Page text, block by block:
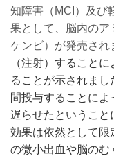
知障害（MCI）及び
果として、
脳内の
ケンビ）が発売され
（注射）すること
ることが示されまし
間投与することによ
遅らせたということ
効果は依然として限
の微小出血や脳のむ